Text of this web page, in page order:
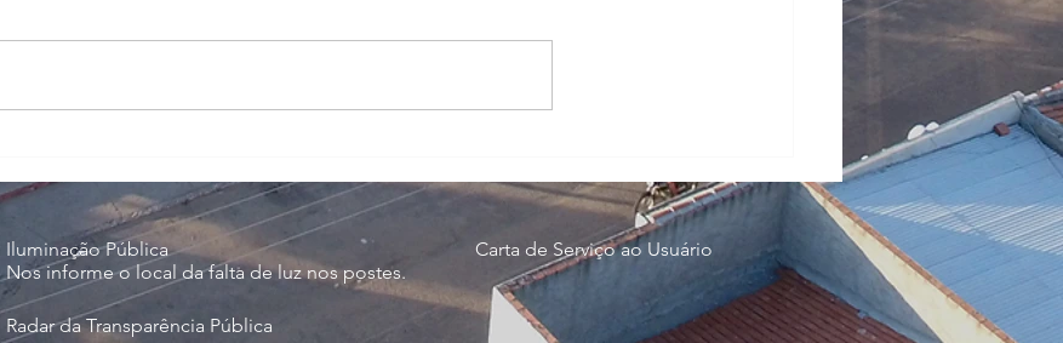
PERESULTADO FINAL DE
Iluminação Pública
Nos informe o local da falta de luz nos postes.
Radar da Transparência Pública
Carta de Serviço ao Usuário